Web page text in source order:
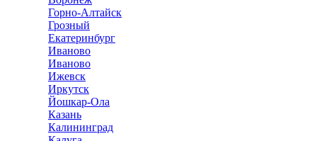
Горно-Алтайск
Грозный
Екатеринбург
Иваново
Иваново
Ижевск
Иркутск
Йошкар-Ола
Казань
Калининград